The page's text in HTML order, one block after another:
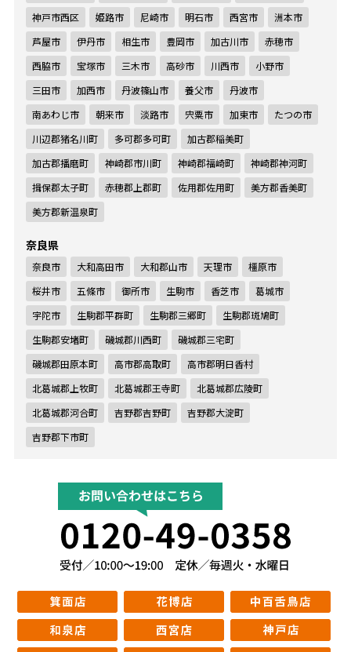
神戸市西区
姫路市 尼崎市 明石市 西宮市
洲本市
芦屋市
伊丹市 相生市 豊岡市 加古川市
赤穂市
西脇市
宝塚市 三木市 高砂市 川西市
小野市
三田市
加西市 丹波篠山市 養父市
丹波市
南あわじ市
朝来市 淡路市 宍粟市 加東市
たつの市
川辺郡猪名川町
多可郡多可町
加古郡稲美町
加古郡播磨町
神崎郡市川町 神崎郡福崎町
神崎郡神河町
揖保郡太子町
赤穂郡上郡町 佐用郡佐用町
美方郡香美町
美方郡新温泉町
奈良県
奈良市 大和高田市 大和郡山市 天理市
橿原市
桜井市
五條市 御所市 生駒市 香芝市
葛城市
宇陀市
生駒郡平群町 生駒郡三郷町
生駒郡斑鳩町
生駒郡安堵町
磯城郡川西町
磯城郡三宅町
磯城郡田原本町
高市郡高取町
高市郡明日香村
北葛城郡上牧町
北葛城郡王寺町
北葛城郡広陵町
北葛城郡河合町
吉野郡吉野町
吉野郡大淀町
吉野郡下市町